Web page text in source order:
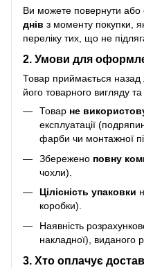
Ви можете повернути або
днів з моменту покупки,
переліку тих, що не
2. Умови для
Товар приймається
його товарного вигляду
Товар не
експлуатації
фарби чи монтажної
Збережено повну
чохли).
Цілісність упаковки
коробки).
Наявність
накладної), виданого
3. Хто оплачує